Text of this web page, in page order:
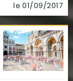
le 01/09/2017